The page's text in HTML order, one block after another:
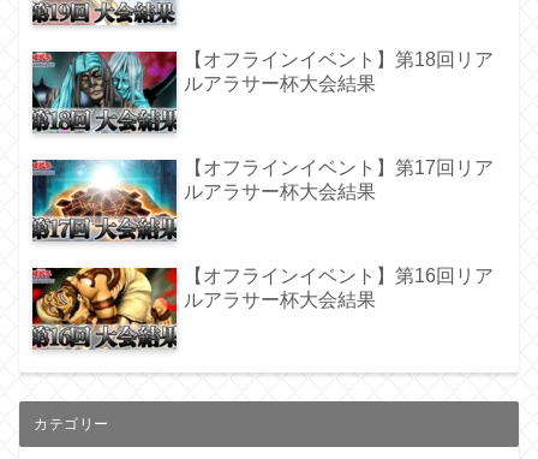
【オフラインイベント】第18回リア
ルアラサー杯大会結果
【オフラインイベント】第17回リア
ルアラサー杯大会結果
【オフラインイベント】第16回リア
ルアラサー杯大会結果
カテゴリー